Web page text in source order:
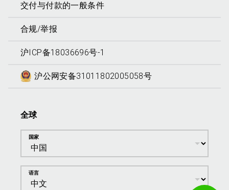
交付与付款的一般条件
合规/举报
沪ICP备18036696号-1
沪公网安备31011802005058号
全球
国家
语言